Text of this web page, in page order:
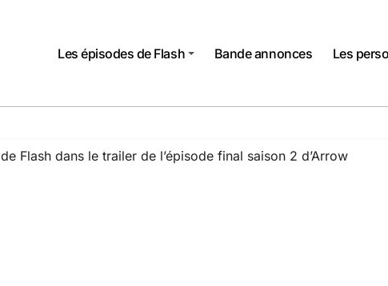
Les épisodes de Flash Bande annonces Les
Flash dans le trailer de l’épisode final saison 2 d’Arrow